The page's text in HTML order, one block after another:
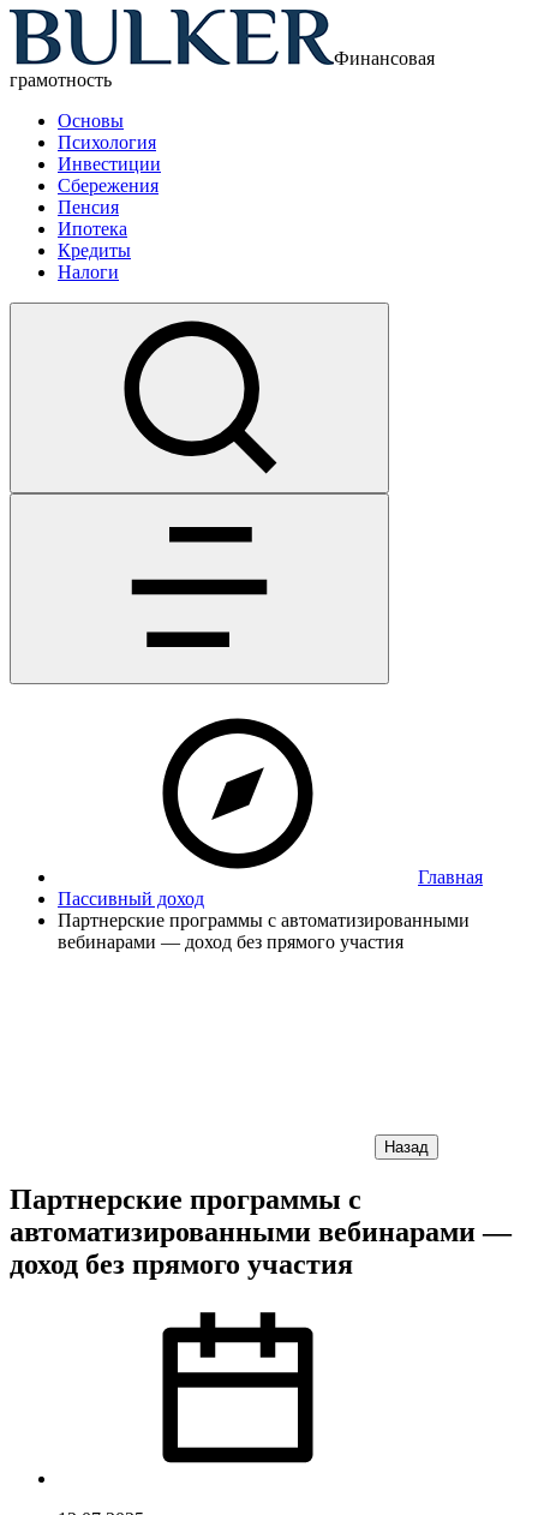
Финансовая
грамотность
Основы
Психология
Инвестиции
Сбережения
Пенсия
Ипотека
Кредиты
Налоги
Главная
Пассивный доход
Партнерские программы с автоматизированными
вебинарами — доход без прямого участия
Назад
Партнерские программы с
автоматизированными вебинарами —
доход без прямого участия